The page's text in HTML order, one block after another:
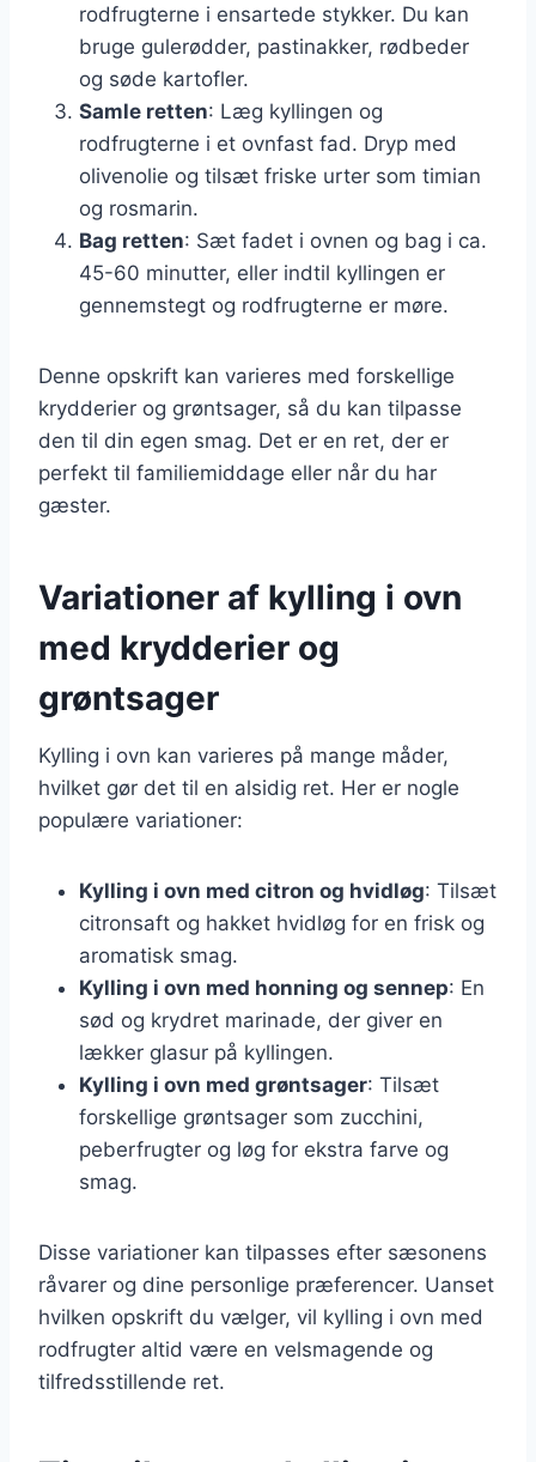
rodfrugterne i ensartede stykker. Du kan
bruge gulerødder, pastinakker, rødbeder
og søde kartofler.
Samle retten: Læg kyllingen og
rodfrugterne i et ovnfast fad. Dryp med
olivenolie og tilsæt friske urter som timian
og rosmarin.
Bag retten: Sæt fadet i ovnen og bag i ca.
45-60 minutter, eller indtil kyllingen er
gennemstegt og rodfrugterne er møre.
Denne opskrift kan varieres med forskellige
krydderier og grøntsager, så du kan tilpasse
den til din egen smag. Det er en ret, der er
perfekt til familiemiddage eller når du har
gæster.
Variationer af kylling i ovn
med krydderier og
grøntsager
Kylling i ovn kan varieres på mange måder,
hvilket gør det til en alsidig ret. Her er nogle
populære variationer:
Kylling i ovn med citron og hvidløg: Tilsæt
citronsaft og hakket hvidløg for en frisk og
aromatisk smag.
Kylling i ovn med honning og sennep: En
sød og krydret marinade, der giver en
lækker glasur på kyllingen.
Kylling i ovn med grøntsager: Tilsæt
forskellige grøntsager som zucchini,
peberfrugter og løg for ekstra farve og
smag.
Disse variationer kan tilpasses efter sæsonens
råvarer og dine personlige præferencer. Uanset
hvilken opskrift du vælger, vil kylling i ovn med
rodfrugter altid være en velsmagende og
tilfredsstillende ret.